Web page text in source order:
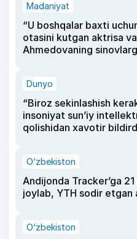
Madaniyat
“U boshqalar baxti
otasini kutgan aktrisa
Ahmedovaning
Dunyo
“Biroz sekinlashish
insoniyat sun’iy
qolishidan xavotir
O‘zbekiston
Andijonda Tracker’ga
joylab, YTH sodir etgan
O‘zbekiston